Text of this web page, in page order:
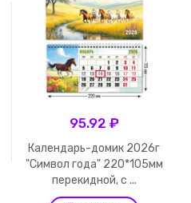
95.92 ₽
Календарь-домик 2026г
"Символ года" 220*105мм
перекидной, с ...